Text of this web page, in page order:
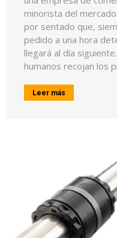
minorista del
por sentado que,
pedido a una hora
llegará al día
humanos recojan los
Leer más